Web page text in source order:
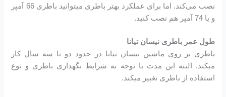
نصب می‌کند. اما برای عملکرد بهتر باطری میتوانید باطری 66 آمپر
و یا 74 آمپر هم نصب کنید.
طول عمر باطری نیسان تیانا
باطری بر روی ماشین نیسان تیانا در حدود دو تا سه سال کار
میکند. البته این مدت با توجه به شرایط نگهداری باطری و نوع
استفاده از باطری تغییر میکند.